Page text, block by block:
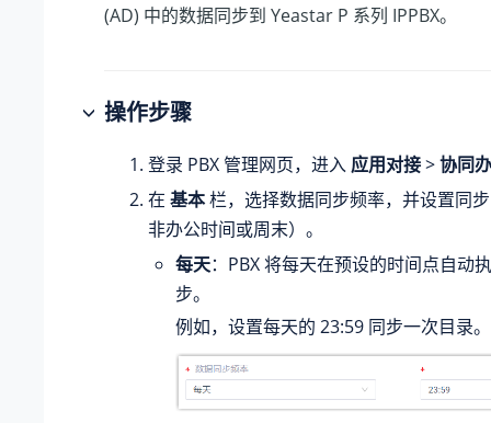
(AD) 中的数据同步到 Yeastar P 系列 IPPBX。
操作步骤
登录 PBX 管理网页，进入应用对接>协同
在 基本栏，选择数据同步频率，并设置同
非办公时间或周末）。
每天：PBX 将每天在预设的时间点自动
步。
例如，设置每天的 23:59 同步一次目录。